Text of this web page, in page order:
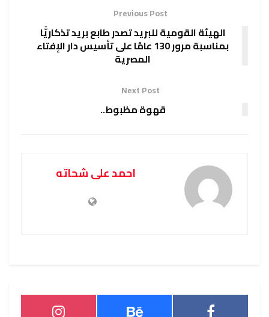
Previous Post
الهيئة القومية للبريد تصدر طابع بريد تذكاريًّا
بمناسبة مرور 130 عامًا على تأسيس دار الإفتاء
المصرية
Next Post
قهوة مظبوط..
احمد على شحاته